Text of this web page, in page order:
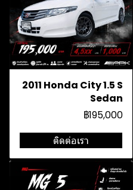
2011 Honda City 1.5 S
Sedan
฿195,000
ติดต่อเรา